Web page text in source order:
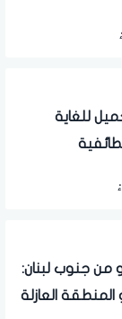
للغاية
من جنوب لبنان:
العازلة